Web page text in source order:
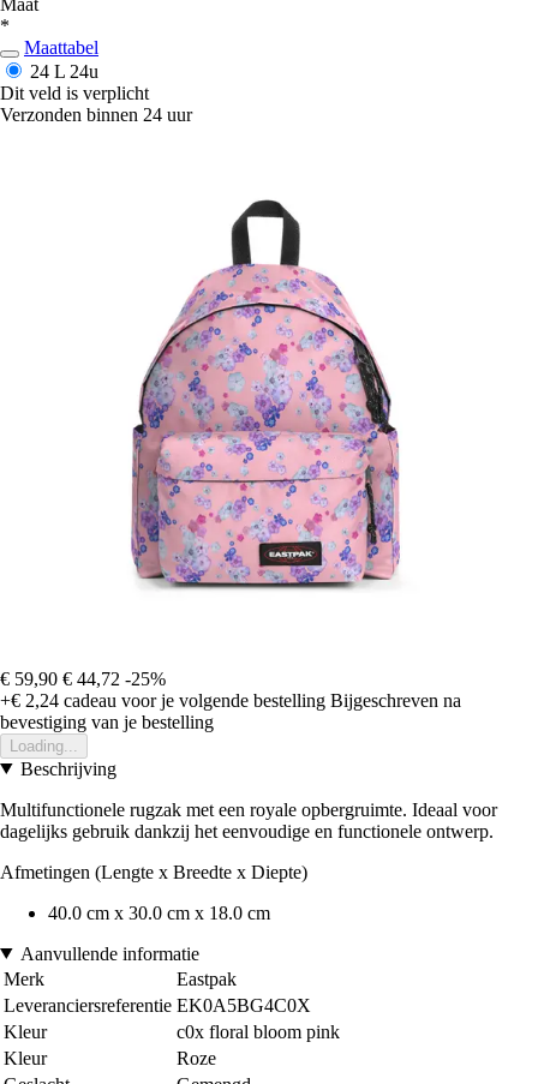
*
Maattabel
24 L 24u
Dit veld is verplicht
Verzonden binnen 24 uur
€ 59,90 € 44,72 -25%
+€ 2,24 cadeau voor je volgende bestelling Bijgeschreven na
bevestiging van je bestelling
Loading...
Beschrijving
Multifunctionele rugzak met een royale opbergruimte. Ideaal voor
dagelijks gebruik dankzij het eenvoudige en functionele ontwerp.
Afmetingen (Lengte x Breedte x Diepte)
40.0 cm x 30.0 cm x 18.0 cm
Aanvullende informatie
Merk
Eastpak
Leveranciersreferentie EK0A5BG4C0X
Kleur
c0x floral bloom pink
Kleur
Roze